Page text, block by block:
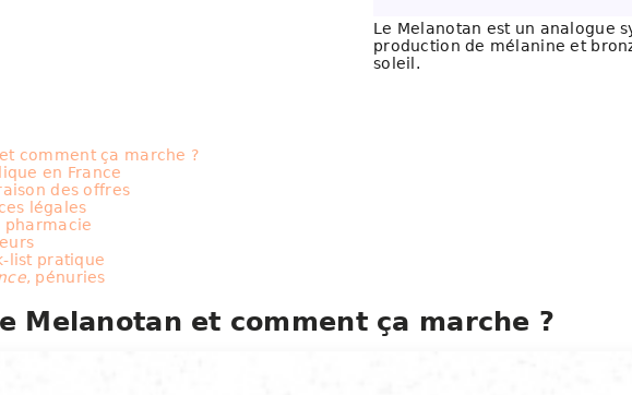
Le Melanotan est un analogue
production de mélanine et
soleil.
comment ça marche ?
en France
des offres
légales
pharmacie
list pratique
, pénuries
Melanotan et comment ça marche ?